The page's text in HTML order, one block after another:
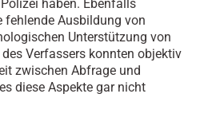
haben. Ebenfalls
Ausbildung von
Unterstützung von
Verfassers konnten objektiv
zwischen Abfrage und
diese Aspekte gar nicht